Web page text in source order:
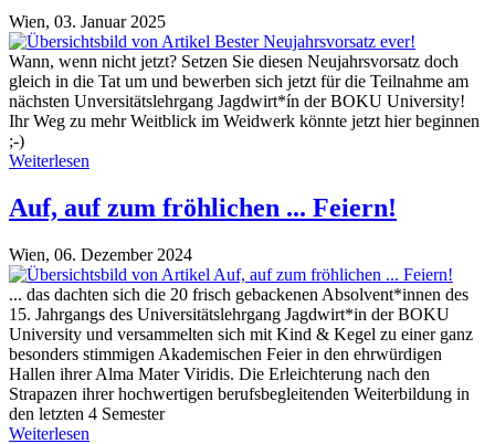
Wien, 03. Januar 2025
Wann, wenn nicht jetzt? Setzen Sie diesen Neujahrsvorsatz doch
gleich in die Tat um und bewerben sich jetzt für die Teilnahme am
nächsten Unversitätslehrgang Jagdwirt*ín der BOKU University!
Ihr Weg zu mehr Weitblick im Weidwerk könnte jetzt hier beginnen
;-)
Weiterlesen
Auf, auf zum fröhlichen ... Feiern!
Wien, 06. Dezember 2024
... das dachten sich die 20 frisch gebackenen Absolvent*innen des
15. Jahrgangs des Universitätslehrgang Jagdwirt*in der BOKU
University und versammelten sich mit Kind & Kegel zu einer ganz
besonders stimmigen Akademischen Feier in den ehrwürdigen
Hallen ihrer Alma Mater Viridis. Die Erleichterung nach den
Strapazen ihrer hochwertigen berufsbegleitenden Weiterbildung in
den letzten 4 Semester
Weiterlesen